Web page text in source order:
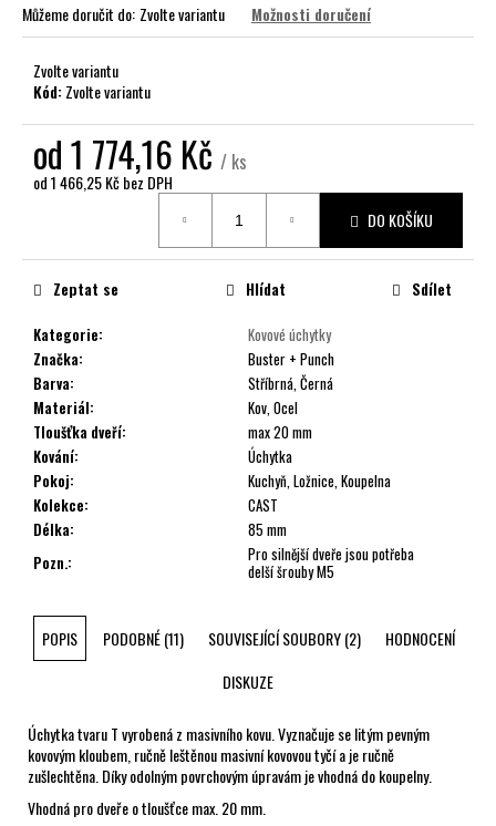
Můžeme doručit do: Zvolte variantu Možnosti doručení
Zvolte variantu
Kód:Zvolte variantu
od1 774,16 Kč / ks
od1 466,25 Kčbez DPH
DO KOŠÍKU
Kategorie:
Kovové úchytky
Značka:
Buster + Punch
Barva:
Stříbrná, Černá
Materiál:
Kov, Ocel
Tloušťka dveří:
max 20 mm
Kování:
Úchytka
Pokoj:
Kuchyň, Ložnice, Koupelna
Kolekce:
CAST
Délka:
85 mm
Pozn.:
Pro silnější dveře jsou potřeba
delší šrouby M5
Zeptat se Hlídat Sdílet
POPIS PODOBNÉ (11) SOUVISEJÍCÍ SOUBORY (2)
HODNOCENÍ
DISKUZE
Úchytka tvaru T vyrobená z masivního kovu. Vyznačuje se litým pevným
kovovým kloubem, ručně leštěnou masivní kovovou tyčí a je ručně
zušlechtěna. Díky odolným povrchovým úpravám je vhodná do koupelny.
Vhodná pro dveře o tloušťce max. 20 mm.
p
o
č